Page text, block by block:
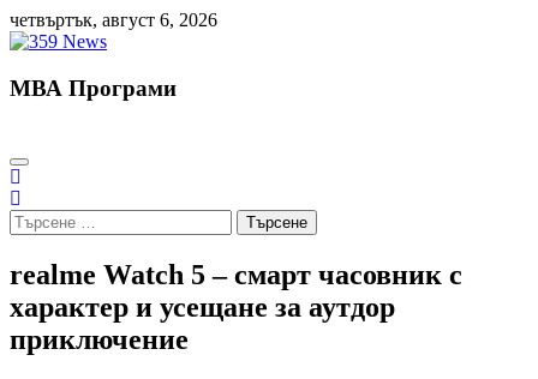
Skip
to
четвъртък, август 6, 2026
МВА Програми
Търсене
за:
realme Watch 5 – смарт часовник с
характер и усещане за аутдор
приключение